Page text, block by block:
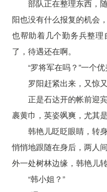
部队正在整理东西，
阳也没有什么报复的机会
也帮助着几个勤务兵整
了，待遇还在啊。
“罗将军在吗？”一个优
罗阳赶紧出来，又惊
正是石达开的帐前迎
裹黄巾，英姿飒爽，尤其
韩艳儿眨眨眼睛，转
悄悄地跟随在身后，两人
外一处树林边缘，韩艳儿
“韩小姐？”